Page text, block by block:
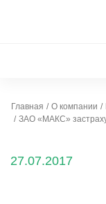
Главная О компании
27.07.2017